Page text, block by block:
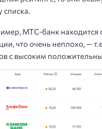
списка.
МТС-банк находится
что очень неплохо, —
с высоким